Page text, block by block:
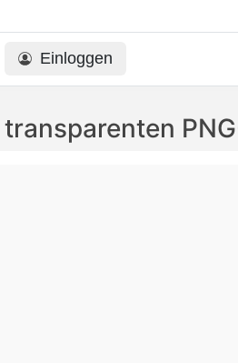
Einloggen